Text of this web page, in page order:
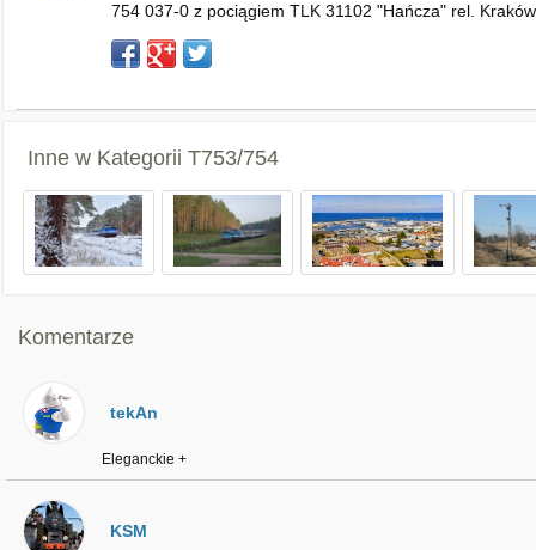
754 037-0 z pociągiem TLK 31102 "Hańcza" rel.
Inne w Kategorii T753/754
Komentarze
tekAn
Eleganckie +
KSM